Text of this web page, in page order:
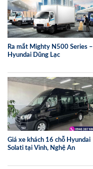
Ra mắt Mighty N500 Series –
Hyundai Dũng Lạc
Giá xe khách 16 chỗ Hyundai
Solati tại Vinh, Nghệ An